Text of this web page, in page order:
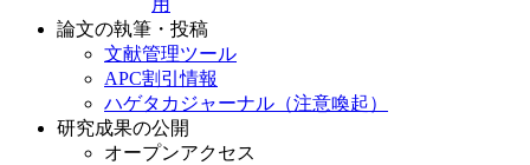
論文の執筆・投稿
文献管理ツール
APC割引情報
ハゲタカジャーナル（注意喚起）
研究成果の公開
オープンアクセス